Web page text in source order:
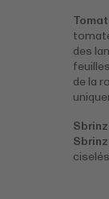
des
de la